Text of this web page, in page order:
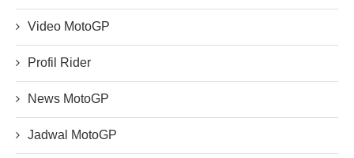
Video MotoGP
Profil Rider
News MotoGP
Jadwal MotoGP